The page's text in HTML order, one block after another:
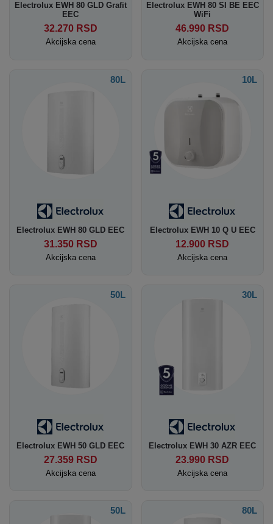
Electrolux EWH 80 GLD Grafit
EEC
32.270 RSD
Akcijska cena
Electrolux EWH 80 SI BE EEC
WiFi
46.990 RSD
Akcijska cena
80L
Electrolux EWH 80 GLD EEC
31.350 RSD
Akcijska cena
10L
Electrolux EWH 10 Q U EEC
12.900 RSD
Akcijska cena
50L
Electrolux EWH 50 GLD EEC
27.359 RSD
Akcijska cena
30L
Electrolux EWH 30 AZR EEC
23.990 RSD
Akcijska cena
50L 80L